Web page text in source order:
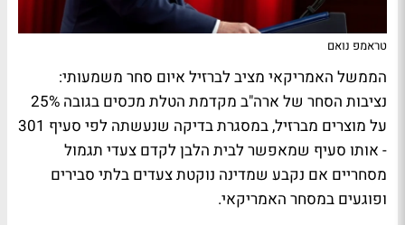
טראמפ נואם
הממשל האמריקאי מציב לברזיל איום סחר משמעותי:
נציבות הסחר של ארה"ב מקדמת הטלת מכסים בגובה 25%
על מוצרים מברזיל, במסגרת בדיקה שנעשתה לפי סעיף 301
- אותו סעיף שמאפשר לבית הלבן לקדם צעדי תגמול
מסחריים אם נקבע שמדינה נוקטת צעדים בלתי סבירים
ופוגעים במסחר האמריקאי.